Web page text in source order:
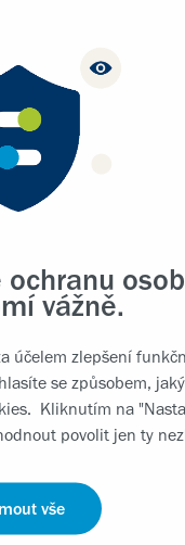
vážně.
účelem zlepšení
se způsobem,
Kliknutím na
povolit jen ty
vše
skleróza